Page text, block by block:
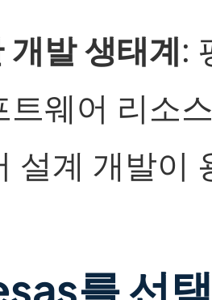
개발 생태계:
트웨어 리소
설계 개발이
를 선